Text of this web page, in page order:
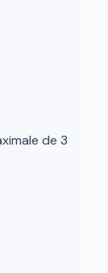
de 3